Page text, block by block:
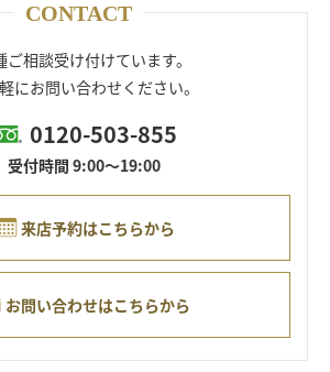
CONTACT
ご相談受け付けています。
にお問い合わせください。
0120-503-855
受付時間 9:00～19:00
来店予約はこちらから
お問い合わせはこちらから